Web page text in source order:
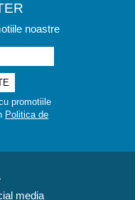
noastre
promotiile
Politica de
media